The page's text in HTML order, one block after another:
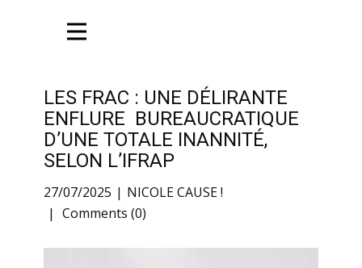
LES FRAC : UNE DÉLIRANTE
ENFLURE BUREAUCRATIQUE
D’UNE TOTALE INANNITÉ,
SELON L’IFRAP
27/07/2025
NICOLE CAUSE !
Comments (0)